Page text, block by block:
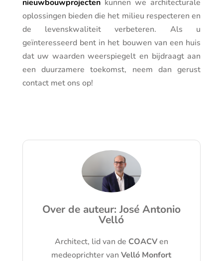
nieuwbouwprojecten kunnen we architecturale
oplossingen bieden die het milieu respecteren en
de levenskwaliteit verbeteren. Als u
geïnteresseerd bent in het bouwen van een huis
dat uw waarden weerspiegelt en bijdraagt aan
een duurzamere toekomst, neem dan gerust
contact met ons op!
Over de auteur: José Antonio
Velló
Architect, lid van de COACVen
medeoprichter vanVelló Monfort